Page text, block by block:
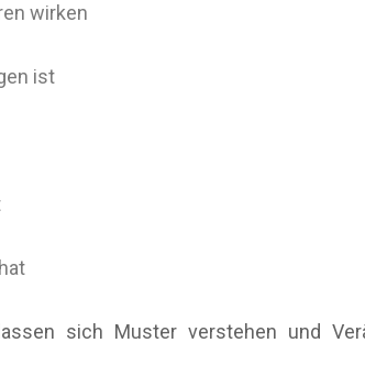
wirken
ist
sich Muster verstehen und